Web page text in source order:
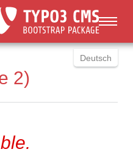
Deutsch
2)